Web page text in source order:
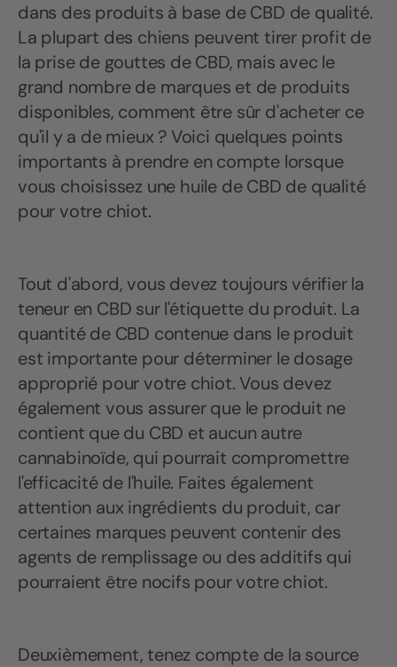
dans des produits à base de CBD de qualité.
La plupart des chiens peuvent tirer profit de
la prise de gouttes de CBD, mais avec le
grand nombre de marques et de produits
disponibles, comment être sûr d'acheter ce
qu'il y a de mieux ? Voici quelques points
importants à prendre en compte lorsque
vous choisissez une huile de CBD de qualité
pour votre chiot.
Tout d'abord, vous devez toujours vérifier la
teneur en CBD sur l'étiquette du produit. La
quantité de CBD contenue dans le produit
est importante pour déterminer le dosage
approprié pour votre chiot. Vous devez
également vous assurer que le produit ne
contient que du CBD et aucun autre
cannabinoïde, qui pourrait compromettre
l'efficacité de l'huile. Faites également
attention aux ingrédients du produit, car
certaines marques peuvent contenir des
agents de remplissage ou des additifs qui
pourraient être nocifs pour votre chiot.
Deuxièmement, tenez compte de la source